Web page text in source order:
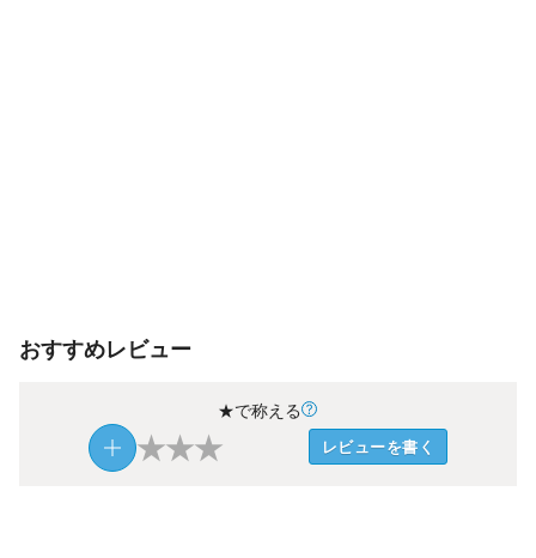
おすすめレビュー
★で称える
★★★ レビューを書く